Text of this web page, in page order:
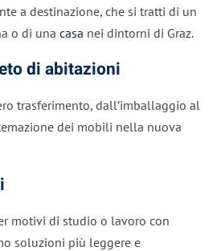
a destinazione, che si tratti di un
o di una casa nei dintorni di Graz.
di abitazioni
trasferimento, dall’imballaggio al
dei mobili nella nuova
motivi di studio o lavoro con
soluzioni più leggere e